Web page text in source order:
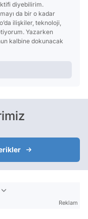
diyebilirim.
da bir o kadar
ilişkiler, teknoloji,
Yazarken
kalbine dokunacak
Reklam